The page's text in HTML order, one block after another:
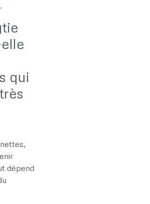
qui
dépend